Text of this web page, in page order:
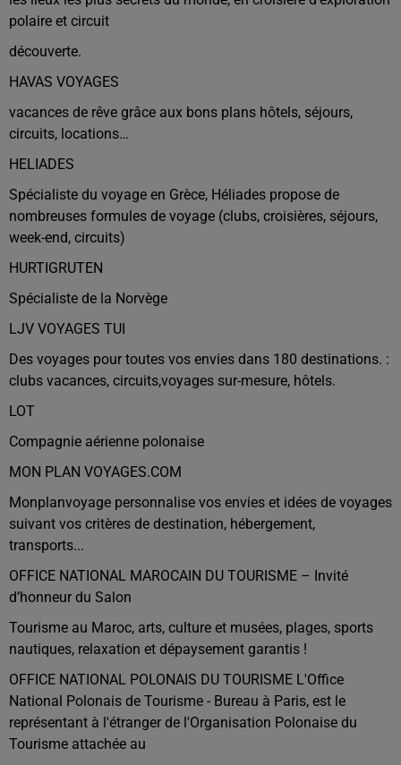
polaire et circuit
découverte.
HAVAS VOYAGES
vacances de rêve grâce aux bons plans hôtels, séjours,
circuits, locations…
HELIADES
Spécialiste du voyage en Grèce, Héliades propose de
nombreuses formules de voyage (clubs, croisières, séjours,
week-end, circuits)
HURTIGRUTEN
Spécialiste de la Norvège
LJV VOYAGES TUI
Des voyages pour toutes vos envies dans 180 destinations. :
clubs vacances, circuits,voyages sur-mesure, hôtels.
LOT
Compagnie aérienne polonaise
MON PLAN VOYAGES.COM
Monplanvoyage personnalise vos envies et idées de voyages
suivant vos critères de destination, hébergement,
transports...
OFFICE NATIONAL MAROCAIN DU TOURISME – Invité
d’honneur du Salon
Tourisme au Maroc, arts, culture et musées, plages, sports
nautiques, relaxation et dépaysement garantis !
OFFICE NATIONAL POLONAIS DU TOURISME L'Office
National Polonais de Tourisme - Bureau à Paris, est le
représentant à l'étranger de l'Organisation Polonaise du
Tourisme attachée au